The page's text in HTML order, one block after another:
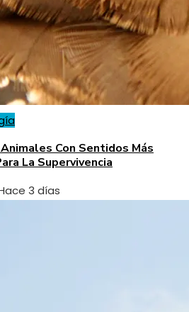
Con Sentidos Más
La Supervivencia
3 días